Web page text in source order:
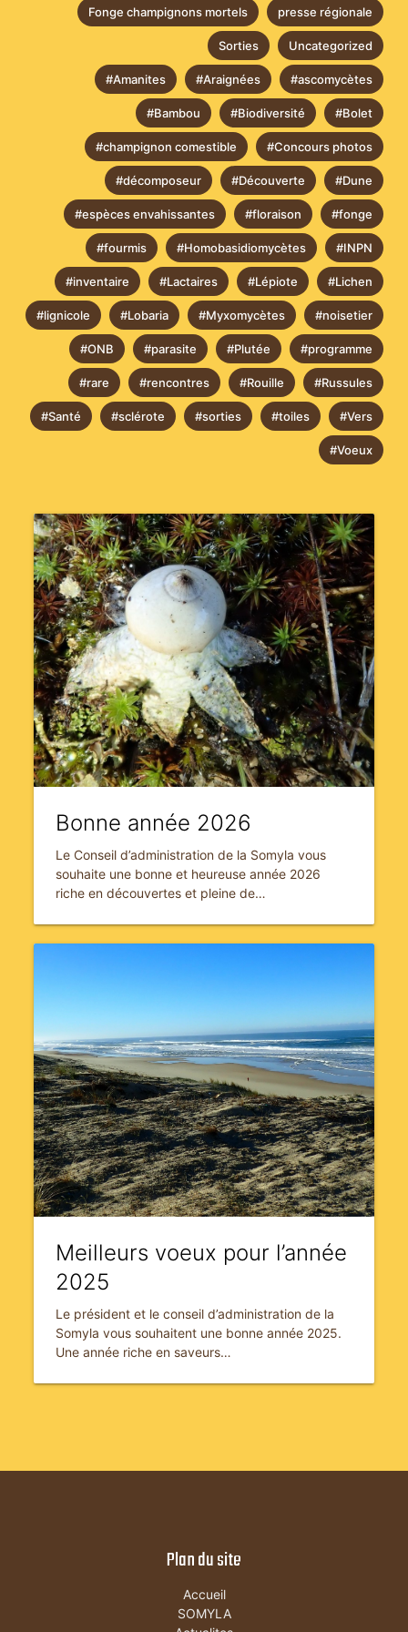
Fonge champignons mortels presse régionale
Sorties Uncategorized
#Amanites #Araignées #ascomycètes
#Bambou #Biodiversité #Bolet
#champignon comestible #Concours photos
#décomposeur #Découverte #Dune
#espèces envahissantes #floraison #fonge
#fourmis #Homobasidiomycètes #INPN
#inventaire #Lactaires #Lépiote #Lichen
#lignicole #Lobaria #Myxomycètes #noisetier
#ONB #parasite #Plutée #programme
#rare #rencontres #Rouille #Russules
#Santé #sclérote #sorties #toiles #Vers
#Voeux
Bonne année 2026
Le Conseil d’administration de la Somyla vous
souhaite une bonne et heureuse année 2026
riche en découvertes et pleine de…
Meilleurs voeux pour l’année
2025
Le président et le conseil d’administration de la
Somyla vous souhaitent une bonne année 2025.
Une année riche en saveurs…
Plan du site
Accueil
SOMYLA